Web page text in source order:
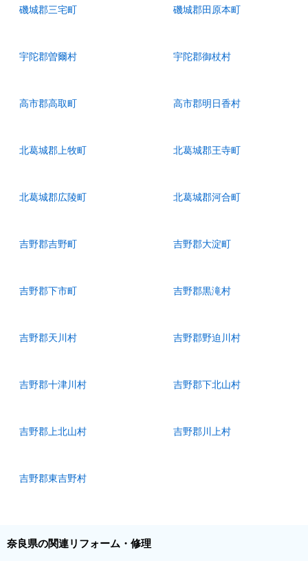
磯城郡三宅町 磯城郡田原本町
宇陀郡曽爾村 宇陀郡御杖村
高市郡高取町 高市郡明日香村
北葛城郡上牧町 北葛城郡王寺町
北葛城郡広陵町 北葛城郡河合町
吉野郡吉野町 吉野郡大淀町
吉野郡下市町 吉野郡黒滝村
吉野郡天川村 吉野郡野迫川村
吉野郡十津川村 吉野郡下北山村
吉野郡上北山村 吉野郡川上村
吉野郡東吉野村
奈良県の関連リフォーム・修理